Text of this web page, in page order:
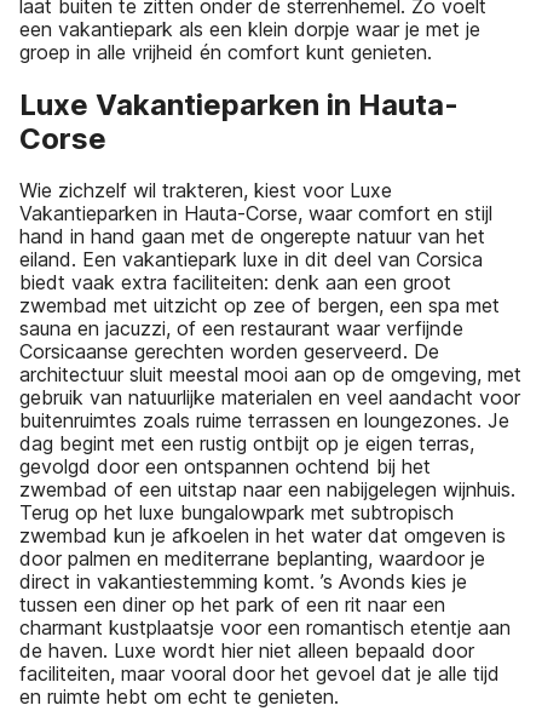
laat buiten te zitten onder de sterrenhemel. Zo voelt
een vakantiepark als een klein dorpje waar je met je
groep in alle vrijheid én comfort kunt genieten.
Luxe Vakantieparken in Hauta-
Corse
Wie zichzelf wil trakteren, kiest voor Luxe
Vakantieparken in Hauta-Corse, waar comfort en stijl
hand in hand gaan met de ongerepte natuur van het
eiland. Een vakantiepark luxe in dit deel van Corsica
biedt vaak extra faciliteiten: denk aan een groot
zwembad met uitzicht op zee of bergen, een spa met
sauna en jacuzzi, of een restaurant waar verfijnde
Corsicaanse gerechten worden geserveerd. De
architectuur sluit meestal mooi aan op de omgeving, met
gebruik van natuurlijke materialen en veel aandacht voor
buitenruimtes zoals ruime terrassen en loungezones. Je
dag begint met een rustig ontbijt op je eigen terras,
gevolgd door een ontspannen ochtend bij het
zwembad of een uitstap naar een nabijgelegen wijnhuis.
Terug op het luxe bungalowpark met subtropisch
zwembad kun je afkoelen in het water dat omgeven is
door palmen en mediterrane beplanting, waardoor je
direct in vakantiestemming komt. ’s Avonds kies je
tussen een diner op het park of een rit naar een
charmant kustplaatsje voor een romantisch etentje aan
de haven. Luxe wordt hier niet alleen bepaald door
faciliteiten, maar vooral door het gevoel dat je alle tijd
en ruimte hebt om echt te genieten.